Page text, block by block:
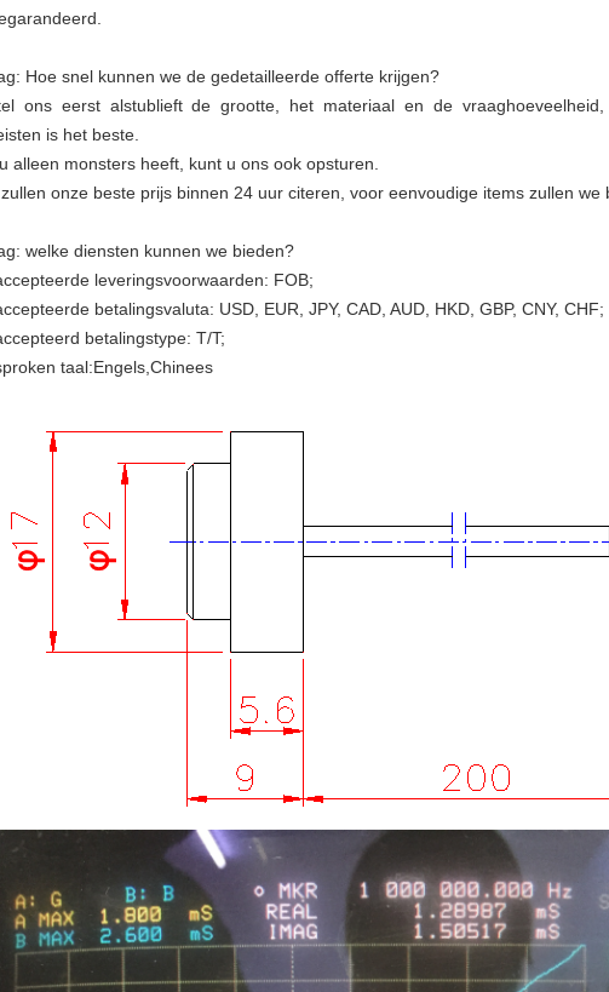
Hoe snel kunnen we de gedetailleerde offerte krijgen?
ons eerst alstublieft de grootte, het materiaal en de
is het beste.
alleen monsters heeft, kunt u ons ook opsturen.
onze beste prijs binnen 24 uur citeren, voor eenvoudige items zullen we
welke diensten kunnen we bieden?
leveringsvoorwaarden: FOB;
betalingsvaluta: USD, EUR, JPY, CAD, AUD, HKD, GBP, CNY, CHF;
betalingstype: T/T;
taal:Engels,Chinees